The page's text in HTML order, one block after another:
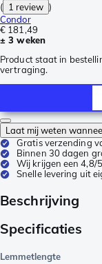
( 1 review )
Condor
€ 181,49
± 3 weken
Product staat in
vertraging.
Laat mij weten
Gratis verzending
Binnen 30 dagen
Wij krijgen een 4,8/
Snelle levering uit
Beschrijving
Specificaties
Lemmetlengte